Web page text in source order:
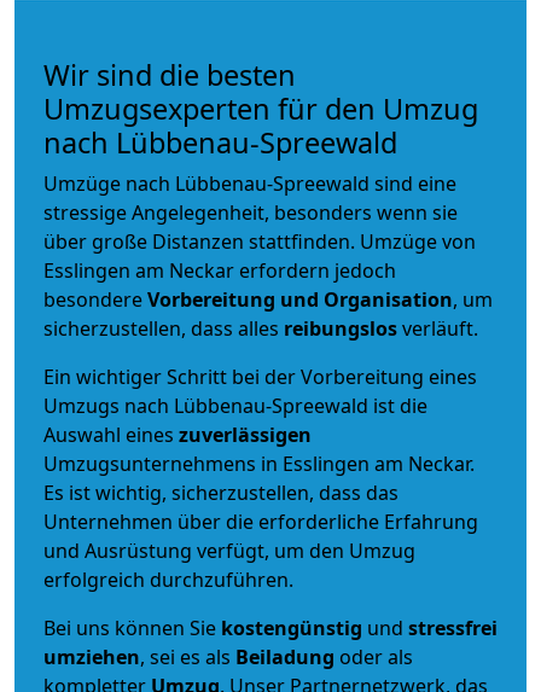
Wir sind die besten
Umzugsexperten für den Umzug
nach Lübbenau-Spreewald
Umzüge nach Lübbenau-Spreewald sind eine
stressige Angelegenheit, besonders wenn sie
über große Distanzen stattfinden. Umzüge von
Esslingen am Neckar erfordern jedoch
besondereVorbereitung und Organisation, um
sicherzustellen, dass alles reibungslosverläuft.
Ein wichtiger Schritt bei der Vorbereitung eines
Umzugs nach Lübbenau-Spreewald ist die
Auswahl eines zuverlässigen
Umzugsunternehmens in Esslingen am Neckar.
Es ist wichtig, sicherzustellen, dass das
Unternehmen über die erforderliche Erfahrung
und Ausrüstung verfügt, um den Umzug
erfolgreich durchzuführen.
Bei uns können Sie kostengünstig und stressfrei
umziehen, sei es als Beiladung oder als
kompletter Umzug. Unser Partnernetzwerk, das